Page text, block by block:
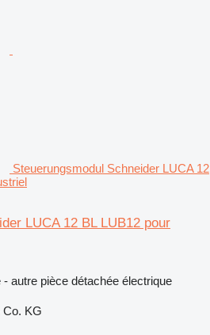
Steuerungsmodul Schneider LUCA 12
LUCA 12 BL LUB12 pour
autre pièce détachée électrique
Co. KG